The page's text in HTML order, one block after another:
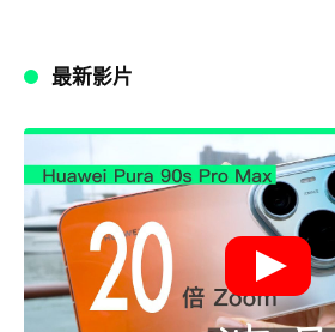
最新影片